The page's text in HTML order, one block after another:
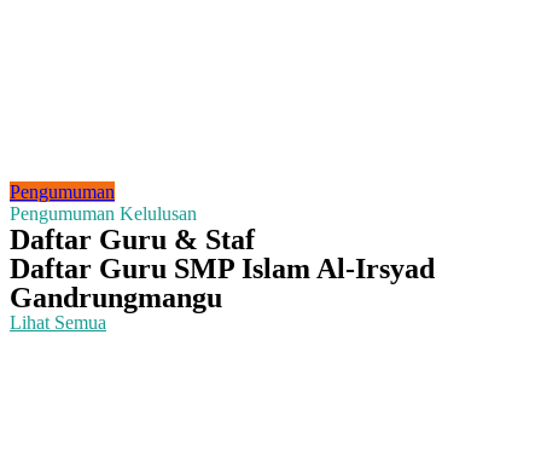
Pengumuman
Pengumuman Kelulusan
Daftar Guru & Staf
Daftar Guru SMP Islam Al-Irsyad
Gandrungmangu
Lihat Semua